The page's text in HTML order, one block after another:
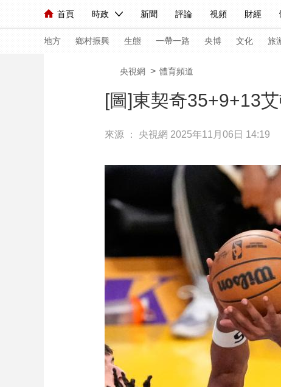
首頁 時政 新聞 評論 視頻 財經
人民領袖習近平 聯播+ 中國領導人 央視快評 習式
直播 片庫 欄目大全 節目單 聽音 微視頻 主
海外頻道 iPanda English Монгол
地方 鄉村振興 生態 一帶一路 央博 文化 旅
國內 國際 評論 經濟 軍事
小央直播 直播中國 熊貓頻
前線 比劃 新兵請
2026年世界盃 2026年冬
CCTV奧林匹克頻道 生活體育大會
鄉村振興 生態環境 一帶一路
大國展會 大國保險 雲頂對話
央視網 > 體育頻道
[圖]東契奇35+9+13
來源 ： 央視網 2025年11月06日 14:19